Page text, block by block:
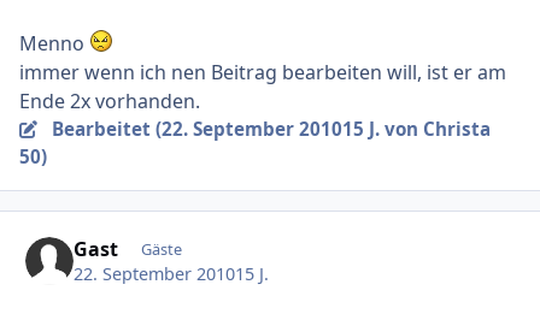
Menno
immer wenn ich nen Beitrag bearbeiten will, ist er am
Ende 2x vorhanden.
Bearbeitet (22. September 201015 J.von Christa
50)
Gast Gäste
22. September 201015 J.